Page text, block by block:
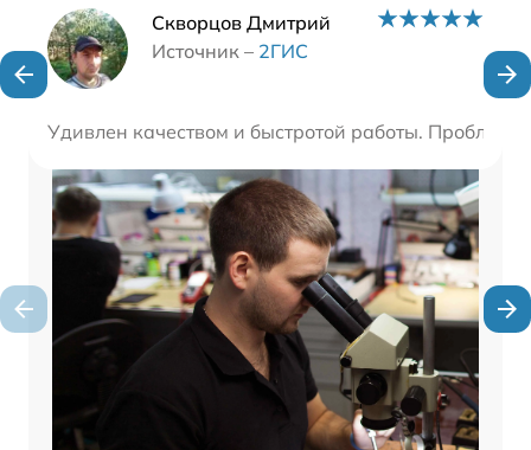
Скворцов Дмитрий
Источник – 2ГИС
Удивлен качеством и быстротой работы.
Наши мастера